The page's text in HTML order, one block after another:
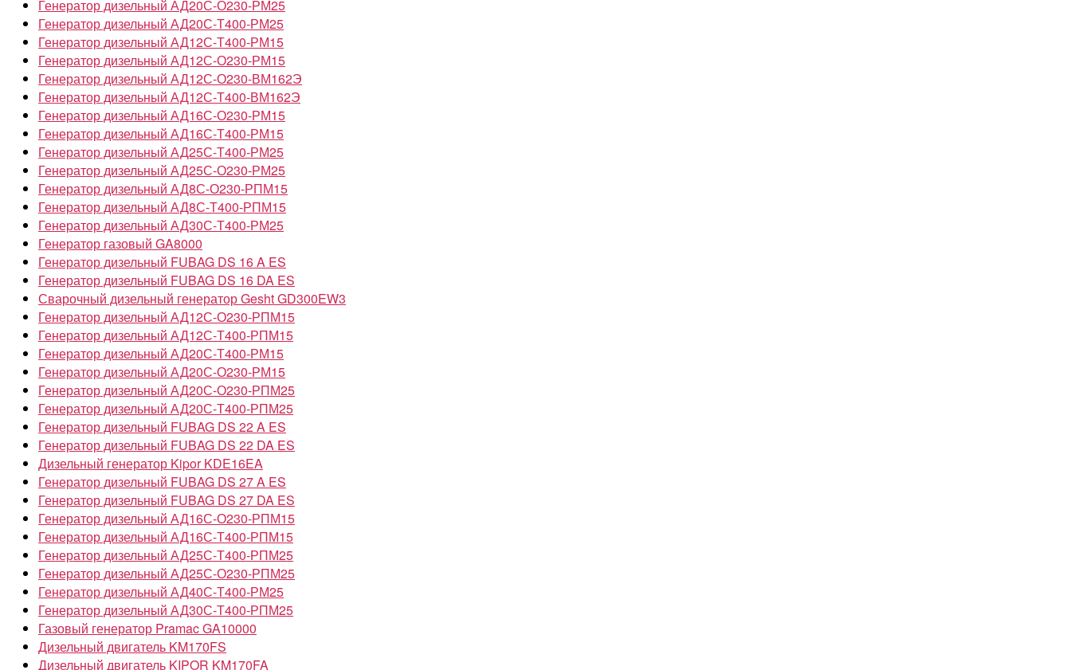
Генератор дизельный АД20С-О230-РМ25
Генератор дизельный АД20С-Т400-РМ25
Генератор дизельный АД12С-Т400-РМ15
Генератор дизельный АД12С-О230-РМ15
Генератор дизельный АД12С-О230-ВМ162Э
Генератор дизельный АД12С-Т400-ВМ162Э
Генератор дизельный АД16С-О230-РМ15
Генератор дизельный АД16С-Т400-РМ15
Генератор дизельный АД25С-Т400-РМ25
Генератор дизельный АД25С-О230-РМ25
Генератор дизельный АД8С-О230-РПМ15
Генератор дизельный АД8С-Т400-РПМ15
Генератор дизельный АД30С-Т400-РМ25
Генератор газовый GA8000
Генератор дизельный FUBAG DS 16 A ES
Генератор дизельный FUBAG DS 16 DA ES
Сварочный дизельный генератор Gesht GD300EW3
Генератор дизельный АД12С-О230-РПМ15
Генератор дизельный АД12С-Т400-РПМ15
Генератор дизельный АД20С-Т400-РМ15
Генератор дизельный АД20С-О230-РМ15
Генератор дизельный АД20С-О230-РПМ25
Генератор дизельный АД20С-Т400-РПМ25
Генератор дизельный FUBAG DS 22 A ES
Генератор дизельный FUBAG DS 22 DA ES
Дизельный генератор Kipor KDE16EA
Генератор дизельный FUBAG DS 27 A ES
Генератор дизельный FUBAG DS 27 DA ES
Генератор дизельный АД16С-О230-РПМ15
Генератор дизельный АД16С-Т400-РПМ15
Генератор дизельный АД25С-Т400-РПМ25
Генератор дизельный АД25С-О230-РПМ25
Генератор дизельный АД40С-Т400-РМ25
Генератор дизельный АД30С-Т400-РПМ25
Газовый генератор Pramac GA10000
Дизельный двигатель KM170FS
Дизельный двигатель KIPOR KM170FA